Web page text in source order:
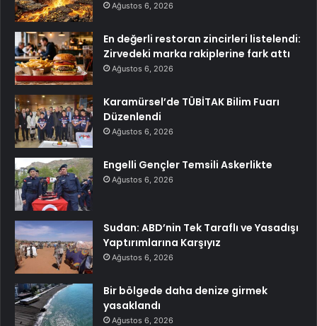
Ağustos 6, 2026
En değerli restoran zincirleri listelendi:
Zirvedeki marka rakiplerine fark attı
Ağustos 6, 2026
Karamürsel’de TÜBİTAK Bilim Fuarı
Düzenlendi
Ağustos 6, 2026
Engelli Gençler Temsili Askerlikte
Ağustos 6, 2026
Sudan: ABD’nin Tek Taraflı ve Yasadışı
Yaptırımlarına Karşıyız
Ağustos 6, 2026
Bir bölgede daha denize girmek
yasaklandı
Ağustos 6, 2026